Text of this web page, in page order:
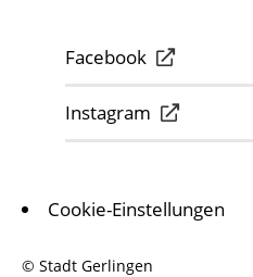
Facebook
Instagram
Cookie-Einstellungen
© Stadt Gerlingen